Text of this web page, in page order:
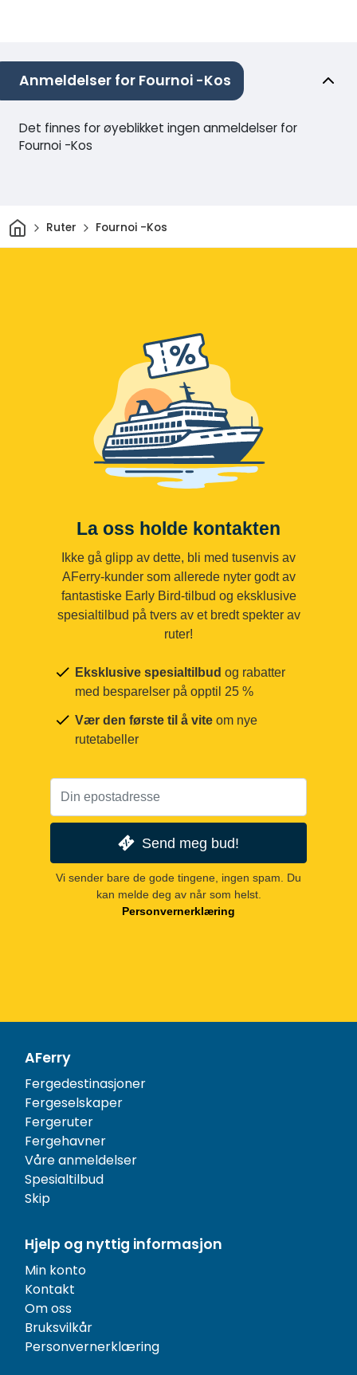
Anmeldelser for Fournoi -Kos
Det finnes for øyeblikket ingen anmeldelser for
Fournoi -Kos
HjemRuter Fournoi -Kos
La oss holde kontakten
Ikke gå glipp av dette, bli med tusenvis av
AFerry-kunder som allerede nyter godt av
fantastiske Early Bird-tilbud og eksklusive
spesialtilbud på tvers av et bredt spekter av
ruter!
Eksklusive spesialtilbud og rabatter
med besparelser på opptil 25 %
Vær den første til å vite om nye
rutetabeller
Send meg bud!
Vi sender bare de gode tingene, ingen spam. Du
kan melde deg av når som helst.
Personvernerklæring
AFerry
Fergedestinasjoner
Fergeselskaper
Fergeruter
Fergehavner
Våre anmeldelser
Spesialtilbud
Skip
Hjelp og nyttig informasjon
Min konto
Kontakt
Om oss
Bruksvilkår
Personvernerklæring